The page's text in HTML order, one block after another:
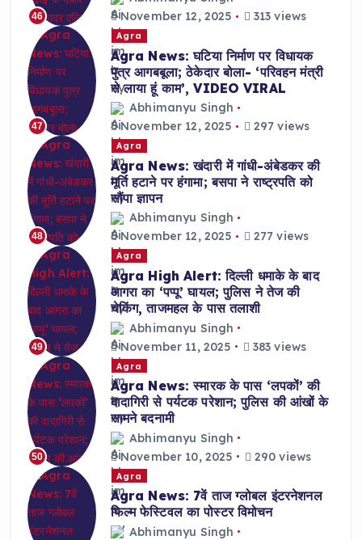
46
November 12, 2025
313 views
47
Agra
Agra News: घटिया निर्माण पर विधायक
पुत्र आगबबूला; ठेकेदार बोला- ‘परिवहन मंत्री
से लाया हूं काम’, VIDEO VIRAL
Abhimanyu Singh
November 12, 2025
297 views
48
Agra
Agra News: खंदारी में गांधी-अंबेडकर की
मूर्ति हटाने पर हंगामा; बसपा ने राष्ट्रपति को
सौंपा ज्ञापन
Abhimanyu Singh
November 12, 2025
277 views
49
Agra
Agra High Alert: दिल्ली धमाके के बाद
आगरा का ‘पप्पू’ घायल; पुलिस ने तेज की
चेकिंग, ताजमहल के पास तलाशी
Abhimanyu Singh
November 11, 2025
383 views
50
Agra
Agra News: स्मारक के पास ‘लपकों’ की
दादागिरी से पर्यटक परेशान; पुलिस की आंखों के
सामने बदनामी
Abhimanyu Singh
November 10, 2025
290 views
Agra
Agra News: 7वें ताज ग्लोबल इंटरनेशनल
फिल्म फेस्टिवल का पोस्टर विमोचन
Abhimanyu Singh